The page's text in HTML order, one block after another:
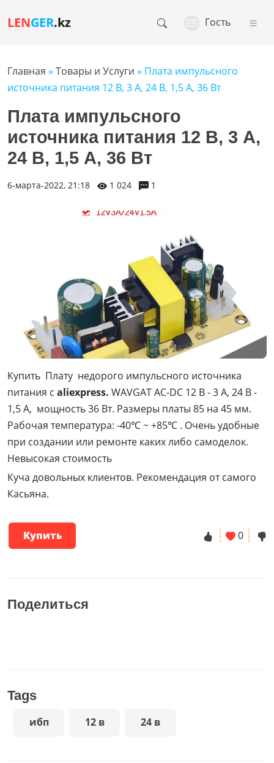
LENGER.kz Гость
Главная » Товары и Услуги » Плата импульсного
источника питания 12 В, 3 А, 24 В, 1,5 А, 36 Вт
Плата импульсного
источника питания 12 В, 3 А,
24 В, 1,5 А, 36 Вт
6-марта-2022, 21:18 1 024 1
Купить Плату недорого импульсного источника
питания с aliexpress. WAVGAT AC-DC 12 В - 3 А, 24 В -
1,5 А, мощность 36 Вт. Размеры платы 85 на 45 мм.
Рабочая температура: -40℃ ~ +85℃ . Очень удобные
при создании или ремонте каких либо самоделок.
Невысокая стоимость
Куча довольных клиентов. Рекомендация от самого
Касьяна.
Купить 0
Поделиться
Tags
ибп 12 в 24 в